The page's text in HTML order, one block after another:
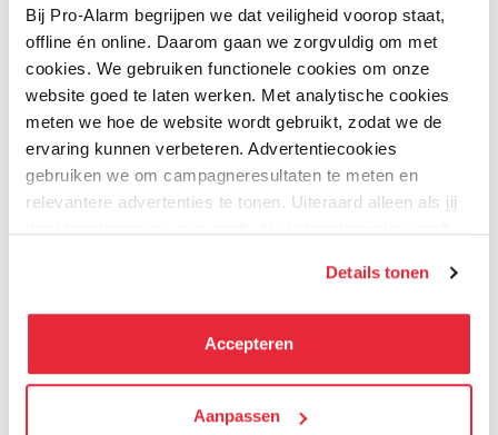
Bij Pro-Alarm begrijpen we dat veiligheid voorop staat,
offline én online. Daarom gaan we zorgvuldig om met
cookies. We gebruiken functionele cookies om onze
website goed te laten werken. Met analytische cookies
meten we hoe de website wordt gebruikt, zodat we de
ervaring kunnen verbeteren. Advertentiecookies
gebruiken we om campagneresultaten te meten en
relevantere advertenties te tonen. Uiteraard alleen als jij
kunnen deze gegevens combineren met informatie die zij
kunt alle cookies accepteren, alleen noodzakelijke
We werken samen met21 derden
die uw gegevens
Details tonen
Accepteren
Aanpassen
USB-drive (pendrive)
Zoeken en afspelen van opnames:
Zoeken van opnamen op tijd en soort
gebeurtenissen.
Afspelen:
Synchroon afspelen van alle kanalen,
functie Smart Search
Gelijktijdig afspelen van opnamen van max.
Samenvatting
Review
Review versturen